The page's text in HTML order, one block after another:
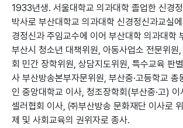
1933년생. 서울대학교 의과대학 졸업한 신경
박사로 부산대학교 의과대학 신경정신과교실
경정신과 주임교수에 이어 부산대학 의과대학
부산시 청소년 대책위원, 아동사업소 전문위원
회 민간 장학위원, 상담지도위원, 특수교육 판
사 부산방송본부자문위원, 부산중·고등학교 총
인 중앙대학교 이사, 청조장학회(부산중·고)
셀러협회 이사, ㈜부산방송 문화재단 이사로
제 및 사회교육의 권위자로 종사.